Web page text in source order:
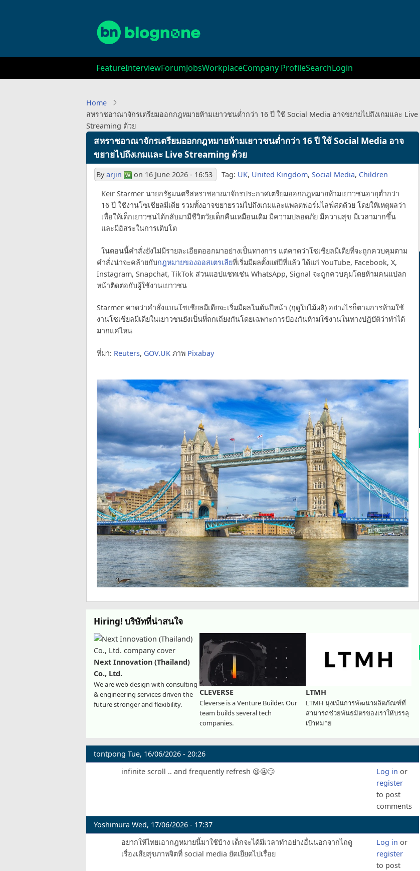
Main
navigation
FeatureInterviewForumJobsWorkplaceCompany ProfileSearchLogin
Home
สหราชอาณาจักรเตรียมออกกฎหมายห้ามเยาวชนต่ำกว่า 16 ปี ใช้ Social Media อาจขยายไปถึงเกมและ Live
Streaming ด้วย
สหราชอาณาจักรเตรียมออกกฎหมายห้ามเยาวชนต่ำกว่า 16 ปี ใช้ Social Media อาจ
ขยายไปถึงเกมและ Live Streaming ด้วย
Byarjin on 16 June 2026 - 16:53 Tag: UK, United Kingdom, Social Media, Children
Keir Starmer นายกรัฐมนตรีสหราชอาณาจักรประกาศเตรียมออกกฎหมายห้ามเยาวชนอายุต่ำกว่า
16 ปี ใช้งานโซเชียลมีเดีย รวมทั้งอาจขยายรวมไปถึงเกมและแพลตฟอร์มไลฟ์สดด้วย โดยให้เหตุผลว่า
เพื่อให้เด็กเยาวชนได้กลับมามีชีวิตวัยเด็กคืนเหมือนเดิม มีความปลอดภัย มีความสุข มีเวลามากขึ้น
และมีอิสระในการเติบโต
ในตอนนี้คำสั่งยังไม่มีรายละเอียดออกมาอย่างเป็นทางการ แต่คาดว่าโซเชียลมีเดียที่จะถูกควบคุมตาม
คำสั่งน่าจะคล้ายกับกฎหมายของออสเตรเลียที่เริ่มมีผลตั้งแต่ปีที่แล้ว ได้แก่ YouTube, Facebook, X,
Instagram, Snapchat, TikTok ส่วนแอปแชทเช่น WhatsApp, Signal จะถูกควบคุมโดยห้ามคนแปลก
หน้าติดต่อกับผู้ใช้งานเยาวชน
Starmer คาดว่าคำสั่งแบนโซเชียลมีเดียจะเริ่มมีผลในต้นปีหน้า (ฤดูใบไม้ผลิ) อย่างไรก็ตามการห้ามใช้
งานโซเชียลมีเดียในเยาวชนยังเป็นที่ถกเถียงกันโดยเฉพาะการป้องกันห้ามใช้งานในทางปฏิบัติว่าทำได้
มากแค่ไหน
ที่มา: Reuters, GOV.UK ภาพ Pixabay
Hiring! บริษัทที่น่าสนใจ
Next Innovation (Thailand)
Co., Ltd.
We are web design with consulting
& engineering services driven the
future stronger and flexibility.
CLEVERSE
Cleverse is a Venture Builder. Our
team builds several tech
companies.
LTMH
LTMH มุ่งเน้นการพัฒนาผลิตภัณฑ์ที่
สามารถช่วยพันธมิตรของเราให้บรรลุ
เป้าหมาย
tontpong Tue, 16/06/2026 - 20:26
infinite scroll .. and frequently refresh 😫🤬🙄
Log in or
register
to post
comments
Yoshimura Wed, 17/06/2026 - 17:37
อยากให้ไทยเอากฎหมายนี้มาใช้บ้าง เด็กจะได้มีเวลาทำอย่างอื่นนอกจากไถดู
เรื่องเสียสุขภาพจิตที่ social media ยัดเยียดไปเรื่อย
Log in or
register
to post